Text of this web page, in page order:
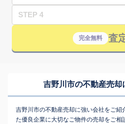
STEP 4
完全無料 査
吉野川市の不動産売却
吉野川市の不動産売却に強い会社をご紹
た優良企業に大切なご物件の売却をご相